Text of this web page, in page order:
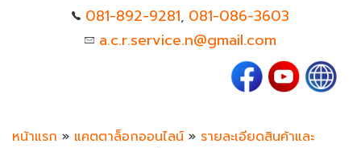
081-892-9281, 081-086-3603
a.c.r.service.n@gmail.com
หน้าแรก » แคตตาล็อกออนไลน์ » รายละเอียดสินค้าและ